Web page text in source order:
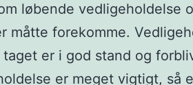
løbende vedligeholdelse
måtte forekomme.
er i god stand og
er meget vigtigt, så